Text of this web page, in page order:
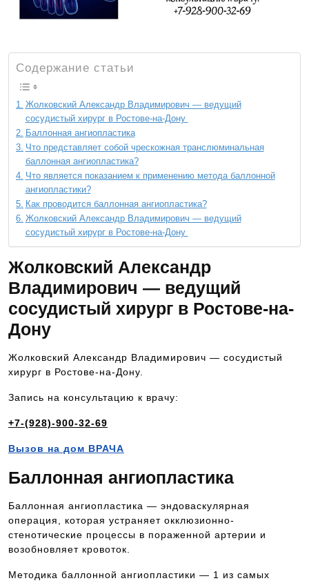
Содержание статьи
Жолковский Александр Владимирович — ведущий
сосудистый хирург в Ростове-на-Дону
Баллонная ангиопластика
Что представляет собой чрескожная транслюминальная
баллонная ангиопластика?
Что является показанием к применению метода баллонной
ангиопластики?
Как проводится баллонная ангиопластика?
Жолковский Александр Владимирович — ведущий
сосудистый хирург в Ростове-на-Дону
Жолковский Александр
Владимирович — ведущий
сосудистый хирург в Ростове-на-
Дону
Жолковский Александр Владимирович — сосудистый
хирург в Ростове-на-Дону.
Запись на консультацию к врачу:
+7-(928)-900-32-69
Вызов на дом ВРАЧА
Баллонная ангиопластика
Баллонная ангиопластика — эндоваскулярная
операция, которая устраняет окклюзионно-
стенотические процессы в пораженной артерии и
возобновляет кровоток.
Методика баллонной ангиопластики — 1 из самых